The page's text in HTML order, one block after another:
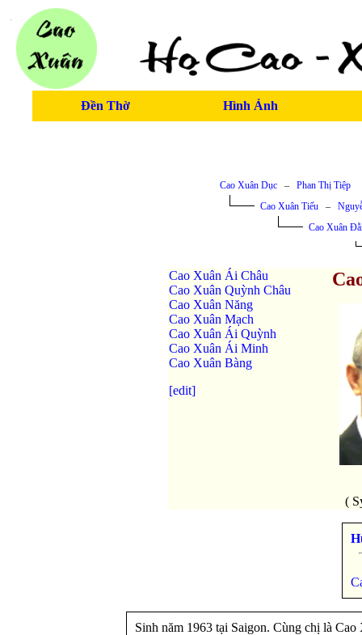
Đền Thờ Hình Ảnh
Cao Xuân Dục– Phan Thị Tiệp
Cao Xuân Tiếu–
Cao Xuân
Cao Xuân Ái Châu
Cao Xuân Quỳnh Châu
Cao Xuân Năng
Cao Xuân Mạch
Cao Xuân Ái Quỳnh
Cao Xuân Ái Minh
Cao Xuân Bàng
[edit]
(
Sinh năm 1963 tại Saigon. Cùng chị là